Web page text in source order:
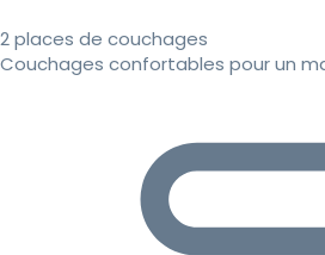
2 places de couchages
Couchages confortables pour un